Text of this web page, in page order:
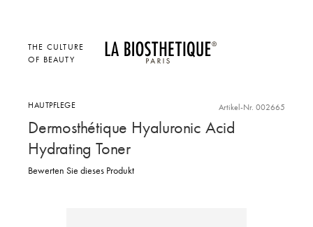
THE CULTURE
OF BEAUTY
HAUTPFLEGE Artikel-Nr. 002665
Dermosthétique Hyaluronic Acid
Hydrating Toner
Bewerten Sie dieses Produkt